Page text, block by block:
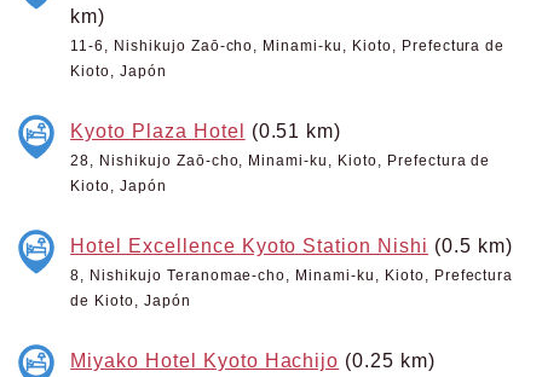
km)
11-6, Nishikujo Zaō-cho, Minami-ku, Kioto, Prefectura de
Kioto, Japón
Kyoto Plaza Hotel (0.51 km)
28, Nishikujo Zaō-cho, Minami-ku, Kioto, Prefectura de
Kioto, Japón
Hotel Excellence Kyoto Station Nishi (0.5 km)
8, Nishikujo Teranomae-cho, Minami-ku, Kioto, Prefectura
de Kioto, Japón
Miyako Hotel Kyoto Hachijo (0.25 km)